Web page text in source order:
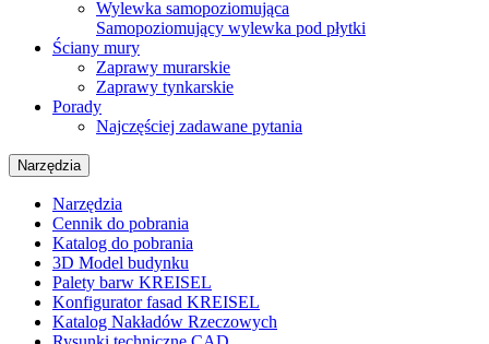
Wylewka samopoziomująca
Samopoziomujący wylewka pod płytki
Ściany mury
Zaprawy murarskie
Zaprawy tynkarskie
Porady
Najczęściej zadawane pytania
Narzędzia
Narzędzia
Cennik do pobrania
Katalog do pobrania
3D Model budynku
Palety barw KREISEL
Konfigurator fasad KREISEL
Katalog Nakładów Rzeczowych